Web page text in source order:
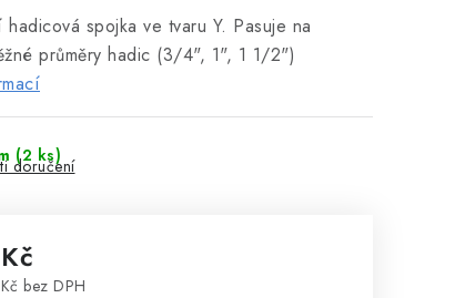
hadicová spojka ve tvaru Y. Pasuje na
průměry hadic (3/4", 1", 1 1/2")
(2 ks)
doručení
bez DPH